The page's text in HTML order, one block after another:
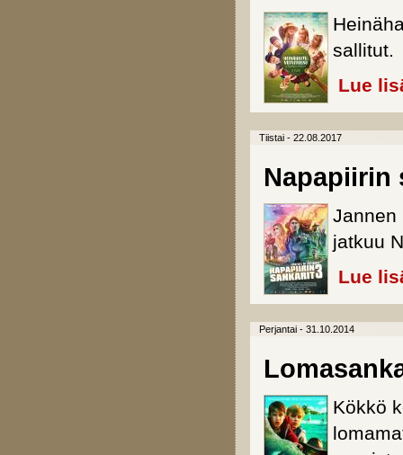
sallitut.
Lue
Tiistai - 22.08.2017
Napapiirin
Jannen
jatkuu
Lue
Perjantai - 31.10.2014
Kökkö